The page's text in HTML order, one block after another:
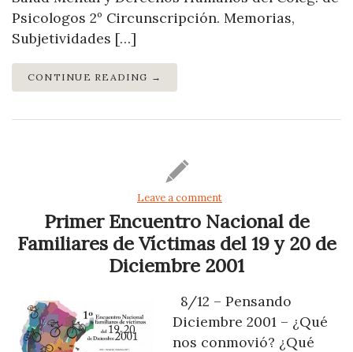
Psicologos 2º Circunscripción. Memorias,
Subjetividades […]
CONTINUE READING →
Leave a comment
Primer Encuentro Nacional de
Familiares de Víctimas del 19 y 20 de
Diciembre 2001
8/12 – Pensando
Diciembre 2001 – ¿Qué
nos conmovió? ¿Qué